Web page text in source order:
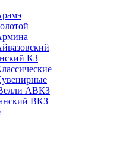
КЗ
АВКЗ
ВКЗ